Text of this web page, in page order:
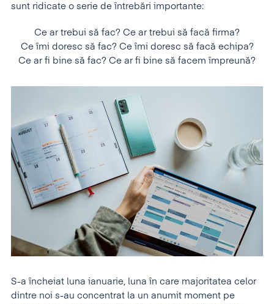
sunt ridicate o serie de întrebări importante:
Ce ar trebui să fac? Ce ar trebui să facă firma?
Ce îmi doresc să fac? Ce îmi doresc să facă echipa?
Ce ar fi bine să fac? Ce ar fi bine să facem împreună?
S-a încheiat luna ianuarie, luna în care majoritatea celor
dintre noi s-au concentrat la un anumit moment pe